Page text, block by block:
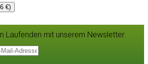
€)
Laufenden mit unserem Newsletter: